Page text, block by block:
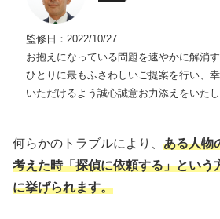
監修日：2022/10/27
お抱えになっている問題を速やかに解消
ひとりに最もふさわしいご提案を行い、
いただけるよう誠心誠意お力添えをいたし
何らかのトラブルにより、 ある人物
考えた時「探偵に依頼する」という
に挙げられます。